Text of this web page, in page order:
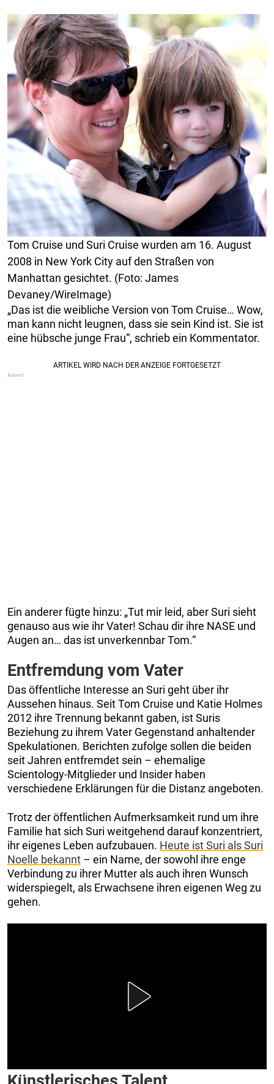
Tom Cruise und Suri Cruise wurden am 16. August
2008 in New York City auf den Straßen von
Manhattan gesichtet. (Foto: James
Devaney/WireImage)
„Das ist die weibliche Version von Tom Cruise… Wow,
man kann nicht leugnen, dass sie sein Kind ist. Sie ist
eine hübsche junge Frau“, schrieb ein Kommentator.
Ein anderer fügte hinzu: „Tut mir leid, aber Suri sieht
genauso aus wie ihr Vater! Schau dir ihre NASE und
Augen an… das ist unverkennbar Tom.“
Entfremdung vom Vater
Das öffentliche Interesse an Suri geht über ihr
Aussehen hinaus. Seit Tom Cruise und Katie Holmes
2012 ihre Trennung bekannt gaben, ist Suris
Beziehung zu ihrem Vater Gegenstand anhaltender
Spekulationen. Berichten zufolge sollen die beiden
seit Jahren entfremdet sein – ehemalige
Scientology-Mitglieder und Insider haben
verschiedene Erklärungen für die Distanz angeboten.
Trotz der öffentlichen Aufmerksamkeit rund um ihre
Familie hat sich Suri weitgehend darauf konzentriert,
ihr eigenes Leben aufzubauen. Heute ist Suri als Suri
Noelle bekannt – ein Name, der sowohl ihre enge
Verbindung zu ihrer Mutter als auch ihren Wunsch
widerspiegelt, als Erwachsene ihren eigenen Weg zu
gehen.